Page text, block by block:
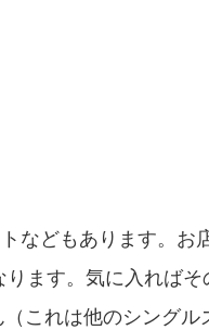
などもあります。お
ます。気に入れば
これは他のシングル